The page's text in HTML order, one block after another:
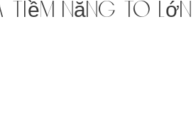
tiềm năng to lớn